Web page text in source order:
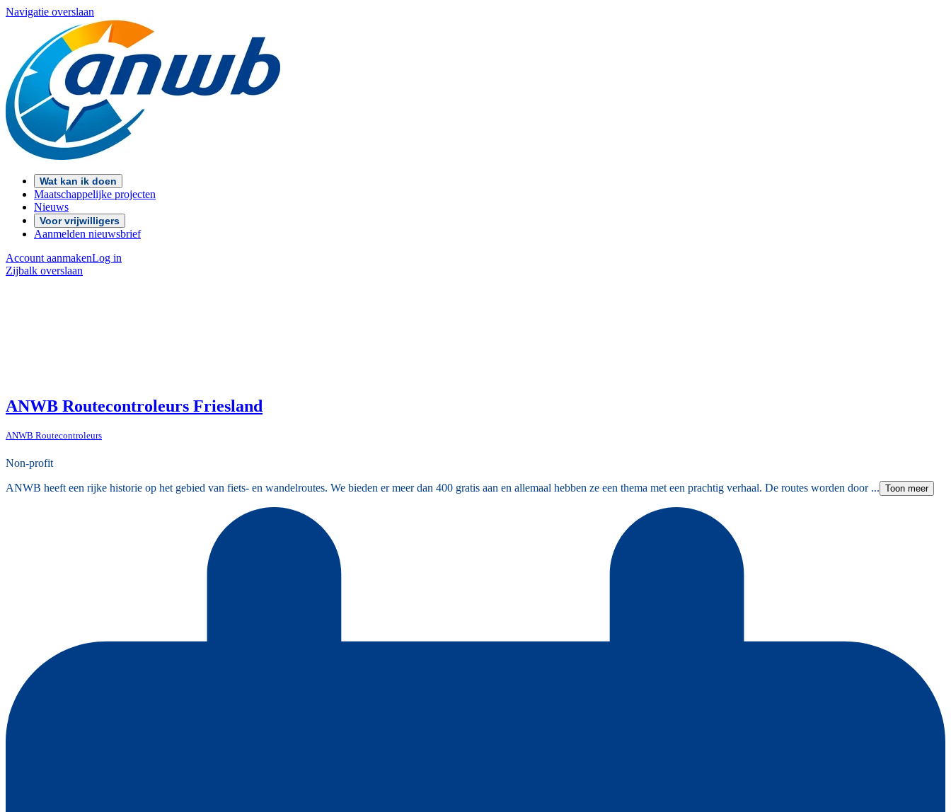
Navigatie overslaan
Wat kan ik doen
Maatschappelijke projecten
Nieuws
Voor vrijwilligers
Aanmelden nieuwsbrief
Account aanmakenLog in
Zijbalk overslaan
ANWB Routecontroleurs Friesland
ANWB Routecontroleurs
Non-profit
ANWB heeft een rijke historie op het gebied van fiets- en wandelroutes. We bieden er meer dan 400 gratis aan en allemaal hebben ze een thema met een prachtig verhaal. De routes worden door ... Toon meer